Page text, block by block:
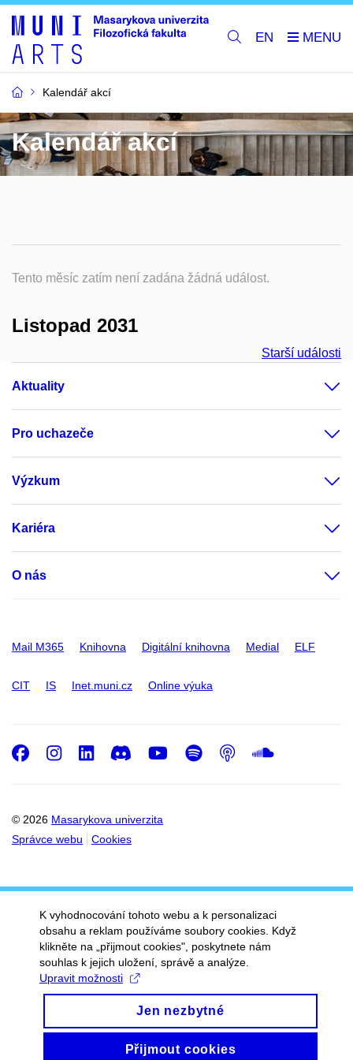
EN
Kalendář akcí
Kalendář akcí
Tento měsíc zatím není zadána žádná událost.
Listopad 2031
Starší události
Aktuality
Pro uchazeče
Výzkum
Kariéra
O nás
Mail M365 Knihovna Digitální knihovna Medial ELF
CIT IS Inet.muni.cz Online výuka
© 2026 Masarykova univerzita
Správce webu
Cookies
Facebook
Instagram
LinkedIn
DiscordYoutube
Spotify
Podcast
K vyhodnocování tohoto webu a k personalizaci
obsahu a reklam používáme soubory cookies. Když
klikněte na „přijmout cookies", poskytnete nám
souhlas k jejich uložení, správě a analýze.
Upravit možnosti
Jen nezbytné
Přijmout cookies